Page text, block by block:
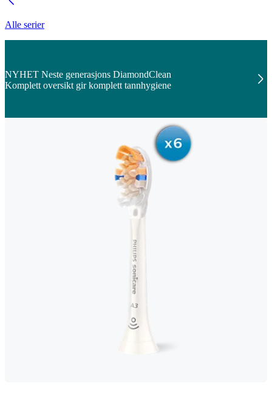
Alle serier
NYHET Neste generasjons DiamondClean
Komplett oversikt gir komplett tannhygiene